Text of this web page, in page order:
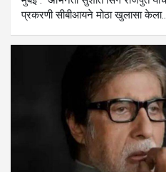
प्रकरणी सीबीआयने मोठा खुलासा